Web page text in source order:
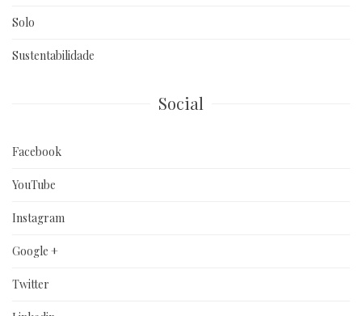
Solo
Sustentabilidade
Social
Facebook
YouTube
Instagram
Google +
Twitter